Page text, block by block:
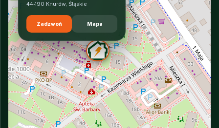
44-190 Knurów, Śląskie
Zadzwoń Mapa